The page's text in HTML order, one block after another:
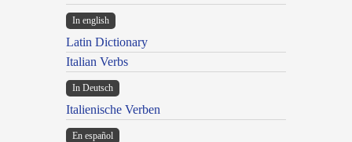
In english
Latin Dictionary
Italian Verbs
In Deutsch
Italienische Verben
En español